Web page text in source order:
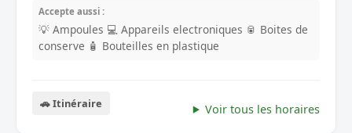
Accepte aussi :
💡 Ampoules 💻 Appareils electroniques 🥫 Boites de
conserve 🧴 Bouteilles en plastique
🚗 Itinéraire Voir tous les horaires